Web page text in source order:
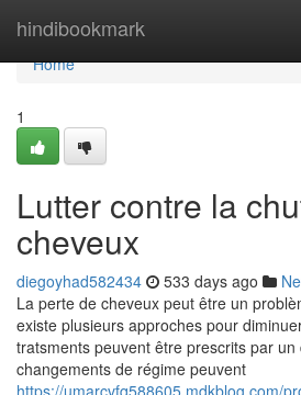
hindibookmark
Home
Home
1
Lutter contre la
cheveux
diegoyhad582434 533 days ago
La perte de cheveux peut être un
existe plusieurs approches pour
tratsments peuvent être prescrits par
changements de régime peuvent
https://umarcvfq588605.mdkblog.com/